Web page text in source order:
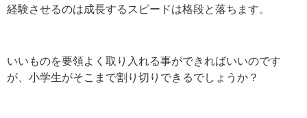
経験させるのは成長するスピードは格段と落ちます。
いいものを要領よく取り入れる事ができればいいのです
が、小学生がそこまで割り切りできるでしょうか？